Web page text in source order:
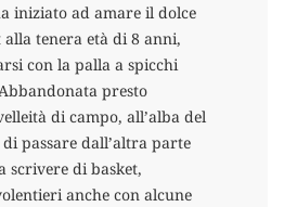
iniziato ad amare il dolce
tenera età di 8 anni,
con la palla a spicchi
presto
di campo, all’alba del
passare dall’altra parte
scrivere di basket,
anche con alcune